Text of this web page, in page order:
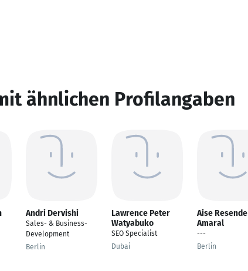
ähnlichen Profilangaben
Andri Dervishi
Sales- & Business-
Development
Berlin
Lawrence Peter
Watyabuko
SEO Specialist
Dubai
Aise Resende
Amaral
---
Berlin